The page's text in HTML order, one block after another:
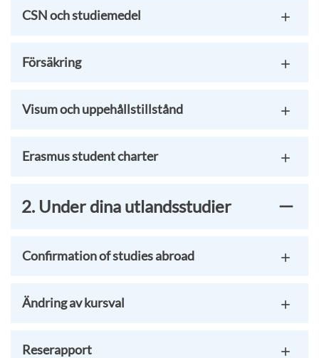
CSN och studiemedel
Försäkring
Visum och uppehållstillstånd
Erasmus student charter
2. Under dina utlandsstudier
Confirmation of studies abroad
Ändring av kursval
Reserapport